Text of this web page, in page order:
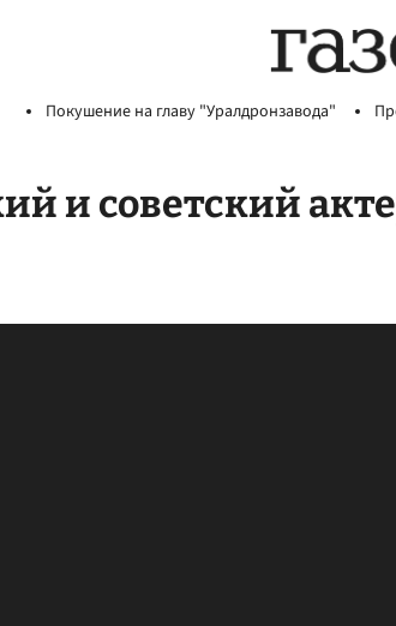
Покушение на главу "Уралдронзавода"
и советский